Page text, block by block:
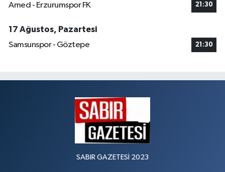
Amed - Erzurumspor FK 21:30
17 Ağustos, Pazartesi
Samsunspor - Göztepe
21:30
SABIR GAZETESİ 2023